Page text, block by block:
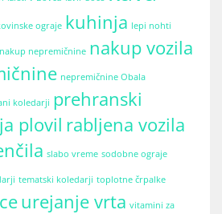
ograje kuhinja lepi nohti
nakup nepremičnine nakup vozila
nepremičnine Obala
koledarji prehranski
plovil rabljena vozila
slabo vreme sodobne ograje
tematski koledarji toplotne črpalke
urejanje vrta vitamini za